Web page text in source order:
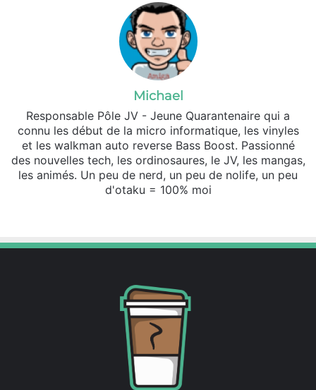
Michael
Responsable Pôle JV - Jeune Quarantenaire qui a
connu les début de la micro informatique, les vinyles
et les walkman auto reverse Bass Boost. Passionné
des nouvelles tech, les ordinosaures, le JV, les mangas,
les animés. Un peu de nerd, un peu de nolife, un peu
d'otaku = 100% moi
te
dCl